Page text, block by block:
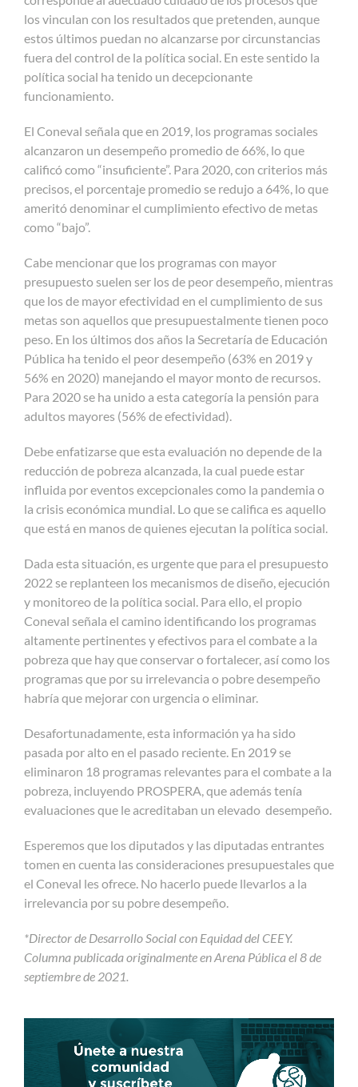
los vinculan con los resultados que pretenden, aunque
estos últimos puedan no alcanzarse por circunstancias
fuera del control de la política social. En este sentido la
política social ha tenido un decepcionante
funcionamiento.
El Coneval señala que en 2019, los programas sociales
alcanzaron un desempeño promedio de 66%, lo que
calificó como “insuficiente”. Para 2020, con criterios más
precisos, el porcentaje promedio se redujo a 64%, lo que
ameritó denominar el cumplimiento efectivo de metas
como “bajo”.
Cabe mencionar que los programas con mayor
presupuesto suelen ser los de peor desempeño, mientras
que los de mayor efectividad en el cumplimiento de sus
metas son aquellos que presupuestalmente tienen poco
peso. En los últimos dos años la Secretaría de Educación
Pública ha tenido el peor desempeño (63% en 2019 y
56% en 2020) manejando el mayor monto de recursos.
Para 2020 se ha unido a esta categoría la pensión para
adultos mayores (56% de efectividad).
Debe enfatizarse que esta evaluación no depende de la
reducción de pobreza alcanzada, la cual puede estar
influida por eventos excepcionales como la pandemia o
la crisis económica mundial. Lo que se califica es aquello
que está en manos de quienes ejecutan la política social.
Dada esta situación, es urgente que para el presupuesto
2022 se replanteen los mecanismos de diseño, ejecución
y monitoreo de la política social. Para ello, el propio
Coneval señala el camino identificando los programas
altamente pertinentes y efectivos para el combate a la
pobreza que hay que conservar o fortalecer, así como los
programas que por su irrelevancia o pobre desempeño
habría que mejorar con urgencia o eliminar.
Desafortunadamente, esta información ya ha sido
pasada por alto en el pasado reciente. En 2019 se
eliminaron 18 programas relevantes para el combate a la
pobreza, incluyendo PROSPERA, que además tenía
evaluaciones que le acreditaban un elevado desempeño.
Esperemos que los diputados y las diputadas entrantes
tomen en cuenta las consideraciones presupuestales que
el Coneval les ofrece. No hacerlo puede llevarlos a la
irrelevancia por su pobre desempeño.
*Director de Desarrollo Social con Equidad del CEEY.
Columna publicada originalmente en Arena Pública el 8 de
septiembre de 2021.